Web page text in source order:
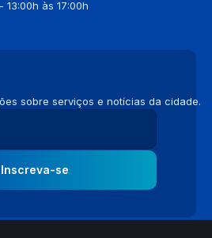
13:00h às 17:00h
sobre serviços e notícias da cidade.
Inscreva-se